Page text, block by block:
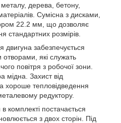
дерева, бетону,
Сумісна з дисками,
22.2 мм, що дозволяє
стандартних розмірів.
забезпечується
які служать
повітря з робочої зони.
мідна. Захист від
хороше тепловідведення
редуктору.
комплекті постачається
з двох сторін. Під